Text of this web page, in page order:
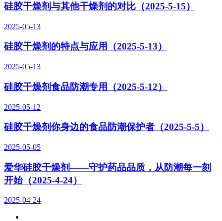
硅胶干燥剂与其他干燥剂的对比​（2025-5-15）
2025-05-13
硅胶干燥剂的特点与应用​（2025-5-13）
2025-05-13
硅胶干燥剂食品防潮专用（2025-5-12）
2025-05-12
硅胶干燥剂你身边的食品防潮保护者（2025-5-5）
2025-05-05
爱华硅胶干燥剂——守护药品品质，从防潮每一刻
开始（2025-4-24）
2025-04-24